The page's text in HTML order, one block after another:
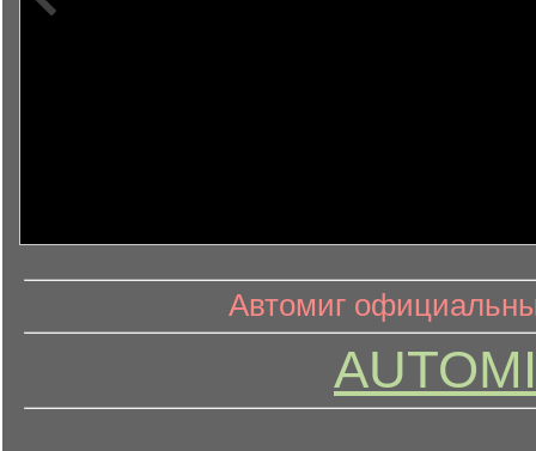
информационный контент
Автомиг